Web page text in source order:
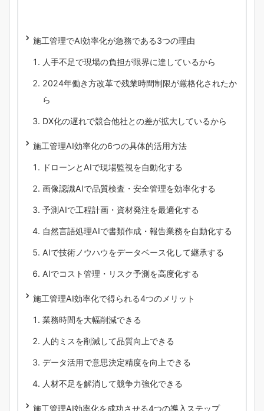
施工管理でAI効率化が急務である3つの理由
人手不足で現場の負担が限界に達しているから
2024年働き方改革で残業時間制限が厳格化されたか
ら
DX化の遅れで競合他社との差が拡大しているから
施工管理AI効率化の6つの具体的活用方法
ドローンとAIで現場監視を自動化する
画像認識AIで品質検査・安全管理を効率化する
予測AIで工程計画・資材発注を最適化する
自然言語処理AIで書類作成・報告業務を自動化する
AIで技術ノウハウをデータベース化して継承する
AIでコスト管理・リスク予測を高度化する
施工管理AI効率化で得られる4つのメリット
業務時間を大幅削減できる
人的ミスを削減して品質向上できる
データ活用で意思決定精度を向上できる
人材不足を解消して競争力強化できる
施工管理AI効率化を成功させる4つの導入ステップ